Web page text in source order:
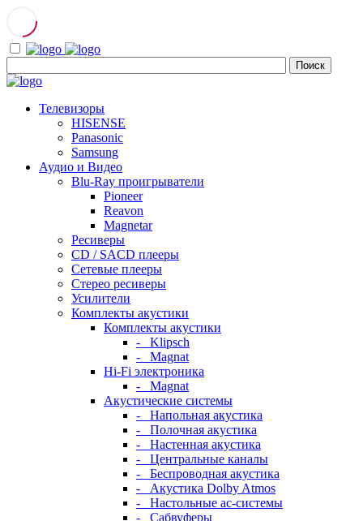
Телевизоры
HISENSE
Panasonic
Samsung
Аудио и Видео
Blu-Ray проигрыватели
Pioneer
Reavon
Magnetar
Ресиверы
CD / SACD плееры
Сетевые плееры
Стерео ресиверы
Усилители
Комплекты акустики
Комплекты акустики
- Klipsch
- Magnat
Hi-Fi электроника
- Magnat
Акустические системы
- Напольная акустика
- Полочная акустика
- Настенная акустика
- Центральные каналы
- Беспроводная акустика
- Акустика Dolby Atmos
- Настольные ас-системы
- Сабвуферы